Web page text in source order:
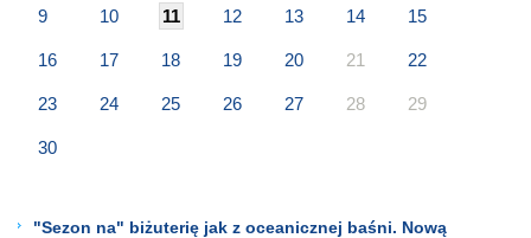
9 10 11 12 13 14 15
16 17 18 19 20 21 22
23 24 25 26 27 28 29
30
"Sezon na" biżuterię jak z oceanicznej baśni. Nową